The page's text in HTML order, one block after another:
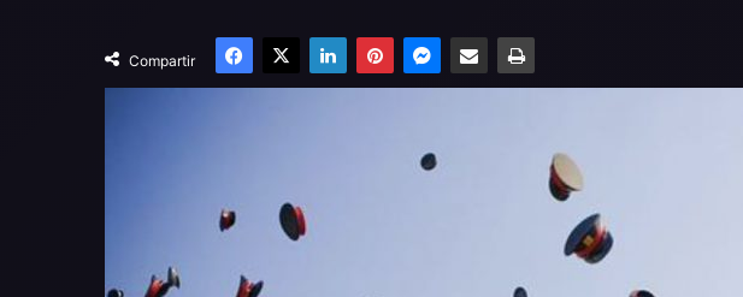
Compartir
Facebook
X LinkedInPinterestMessenger
Compartir por email Imprimir